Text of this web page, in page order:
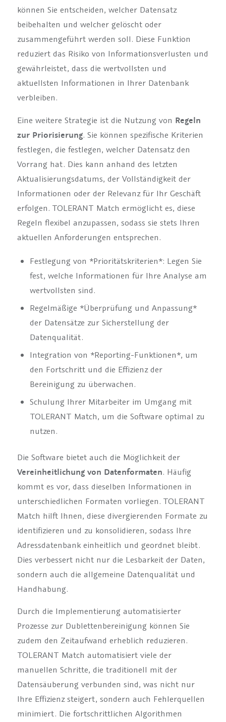
können Sie entscheiden, welcher Datensatz
beibehalten und welcher gelöscht oder
zusammengeführt werden soll. Diese Funktion
reduziert das Risiko von Informationsverlusten und
gewährleistet, dass die wertvollsten und
aktuellsten Informationen in Ihrer Datenbank
verbleiben.
Eine weitere Strategie ist die Nutzung von Regeln
zur Priorisierung. Sie können spezifische Kriterien
festlegen, die festlegen, welcher Datensatz den
Vorrang hat. Dies kann anhand des letzten
Aktualisierungsdatums, der Vollständigkeit der
Informationen oder der Relevanz für Ihr Geschäft
erfolgen. TOLERANT Match ermöglicht es, diese
Regeln flexibel anzupassen, sodass sie stets Ihren
aktuellen Anforderungen entsprechen.
Festlegung von *Prioritätskriterien*: Legen Sie
fest, welche Informationen für Ihre Analyse am
wertvollsten sind.
Regelmäßige *Überprüfung und Anpassung*
der Datensätze zur Sicherstellung der
Datenqualität.
Integration von *Reporting-Funktionen*, um
den Fortschritt und die Effizienz der
Bereinigung zu überwachen.
Schulung Ihrer Mitarbeiter im Umgang mit
TOLERANT Match, um die Software optimal zu
nutzen.
Die Software bietet auch die Möglichkeit der
Vereinheitlichung von Datenformaten. Häufig
kommt es vor, dass dieselben Informationen in
unterschiedlichen Formaten vorliegen. TOLERANT
Match hilft Ihnen, diese divergierenden Formate zu
identifizieren und zu konsolidieren, sodass Ihre
Adressdatenbank einheitlich und geordnet bleibt.
Dies verbessert nicht nur die Lesbarkeit der Daten,
sondern auch die allgemeine Datenqualität und
Handhabung.
Durch die Implementierung automatisierter
Prozesse zur Dublettenbereinigung können Sie
zudem den Zeitaufwand erheblich reduzieren.
TOLERANT Match automatisiert viele der
manuellen Schritte, die traditionell mit der
Datensäuberung verbunden sind, was nicht nur
Ihre Effizienz steigert, sondern auch Fehlerquellen
minimiert. Die fortschrittlichen Algorithmen